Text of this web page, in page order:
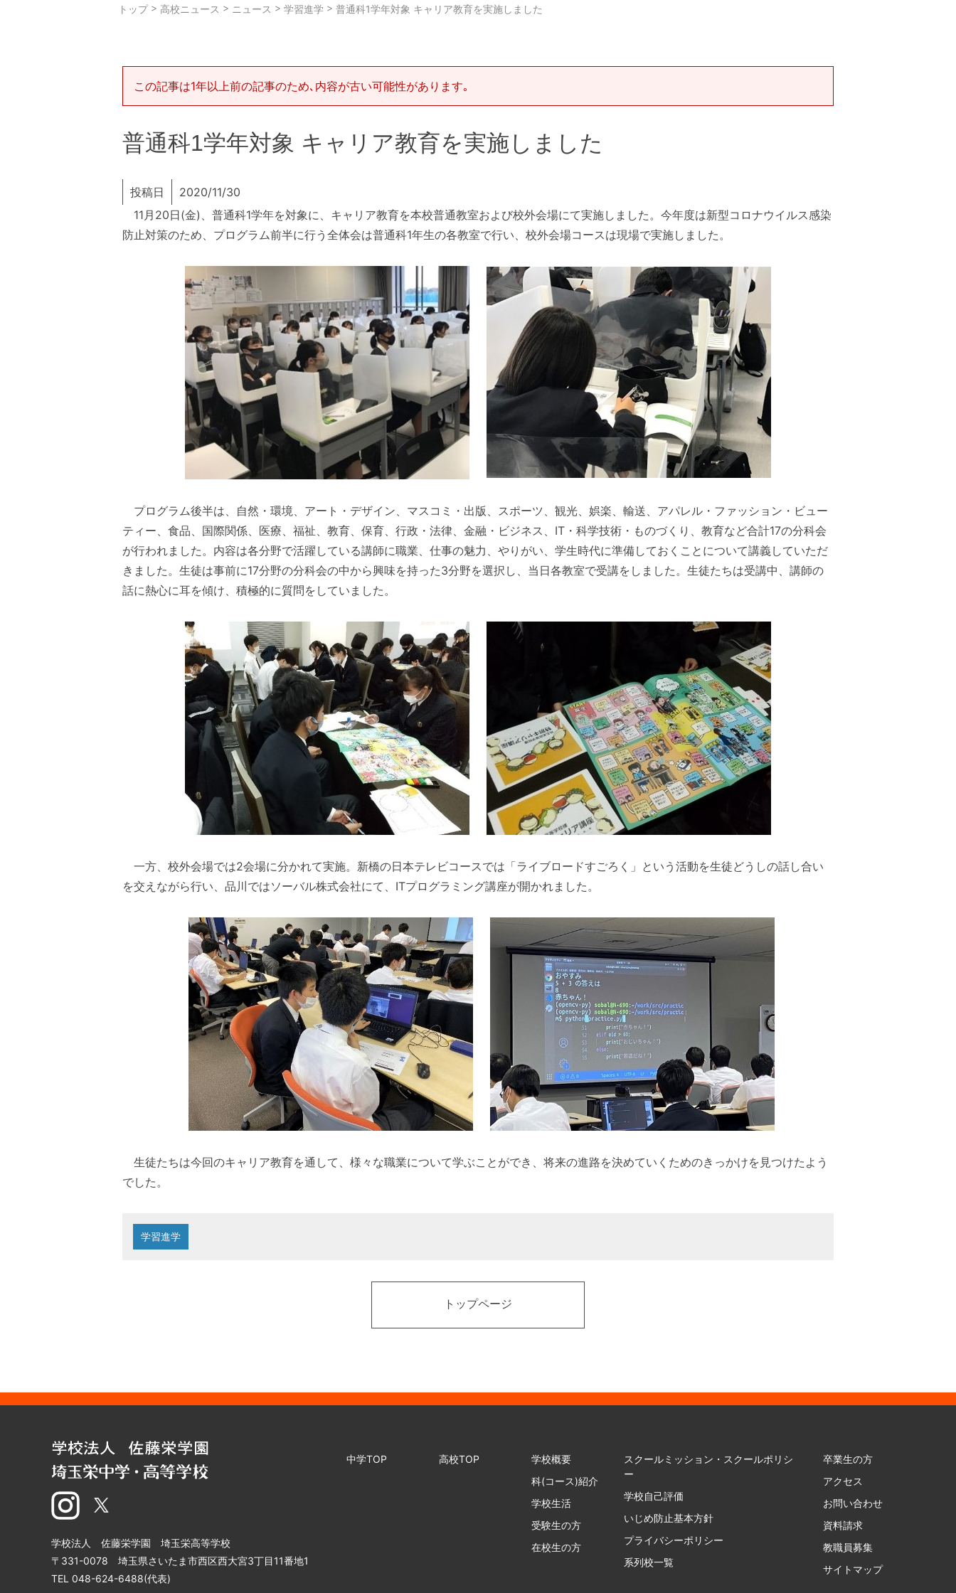
トップ> 高校ニュース > ニュース > 学習進学 > 普通科1学年対象 キャリア教育を実施しました
この記事は1年以上前の記事のため､内容が古い可能性があります｡
普通科1学年対象 キャリア教育を実施しました
投稿日
2020/11/30
11月20日(金)、普通科1学年を対象に、キャリア教育を本校普通教室および校外会場にて実施しました。今年度は新型コロナウイルス感染
防止対策のため、プログラム前半に行う全体会は普通科1年生の各教室で行い、校外会場コースは現場で実施しました。
プログラム後半は、自然・環境、アート・デザイン、マスコミ・出版、スポーツ、観光、娯楽、輸送、アパレル・ファッション・ビュー
ティー、食品、国際関係、医療、福祉、教育、保育、行政・法律、金融・ビジネス、IT・科学技術・ものづくり、教育など合計17の分科会
が行われました。内容は各分野で活躍している講師に職業、仕事の魅力、やりがい、学生時代に準備しておくことについて講義していただ
きました。生徒は事前に17分野の分科会の中から興味を持った3分野を選択し、当日各教室で受講をしました。生徒たちは受講中、講師の
話に熱心に耳を傾け、積極的に質問をしていました。
一方、校外会場では2会場に分かれて実施。新橋の日本テレビコースでは「ライブロードすごろく」という活動を生徒どうしの話し合い
を交えながら行い、品川ではソーバル株式会社にて、ITプログラミング講座が開かれました。
生徒たちは今回のキャリア教育を通して、様々な職業について学ぶことができ、将来の進路を決めていくためのきっかけを見つけたよう
でした。
学習進学
トップページ
学校法人 佐藤栄学園 埼玉栄高等学校
〒331-0078 埼玉県さいたま市西区西大宮3丁目11番地1
TEL 048-624-6488(代表)
中学TOP 高校TOP
学校概要
科(コース)紹介
学校生活
受験生の方
在校生の方
スクールミッション・スクールポリシ
ー
学校自己評価
いじめ防止基本方針
プライバシーポリシー
系列校一覧
卒業生の方
アクセス
お問い合わせ
資料請求
教職員募集
サイトマップ